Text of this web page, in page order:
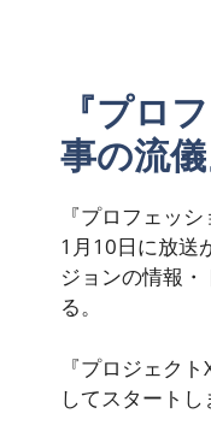
『プロ
事の流
『プロフェッ
1月10日に放送
ジョンの情報
る。
『プロジェク
してスタートし